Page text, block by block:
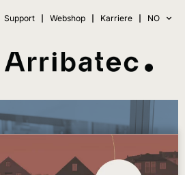
Support Webshop Karriere NO